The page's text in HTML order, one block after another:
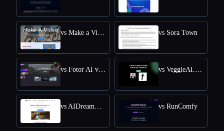
vs Sora Town
vs RunComfy